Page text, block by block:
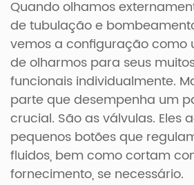
Quando olhamos
de tubulação e
vemos a configuração como
de olharmos para seus
funcionais individualmente.
parte que desempenha um
crucial. São as válvulas. Eles
pequenos botões que
fluidos, bem como cortam
fornecimento, se necessário.